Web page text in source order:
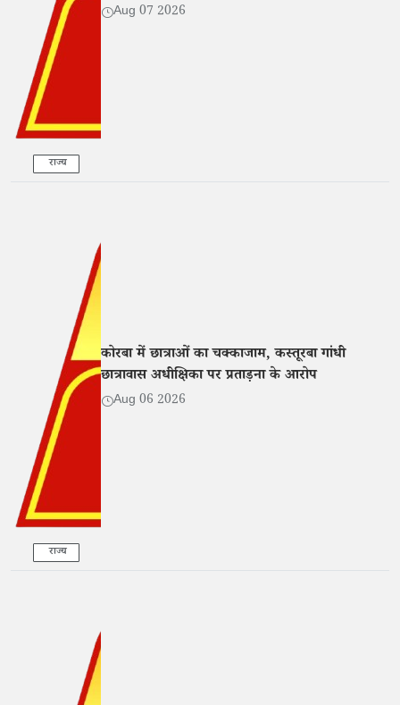
राज्य
Aug 07 2026
राज्य
कोरबा में छात्राओं का चक्काजाम, कस्तूरबा गांधी
छात्रावास अधीक्षिका पर प्रताड़ना के आरोप
Aug 06 2026